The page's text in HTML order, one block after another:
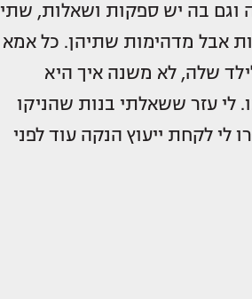
וגם בה יש ספקות ושאלות, שתי
אבל מדהימות שתיהן. כל אמא
שלה, לא משנה איך היא
לי עזר ששאלתי בנות שהניקו
לי לקחת ייעוץ הנקה עוד לפני